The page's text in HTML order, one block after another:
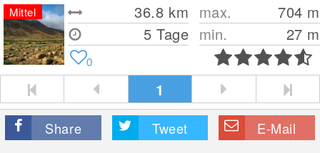
36.8 km
5 Tage
max. 704 m
min.
27 m
Mittel
0
1
Share Tweet E-Mail